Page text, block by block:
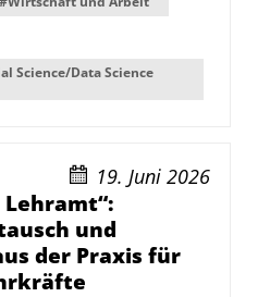
Science/Data Science
19. Juni 2026
und
der Praxis für